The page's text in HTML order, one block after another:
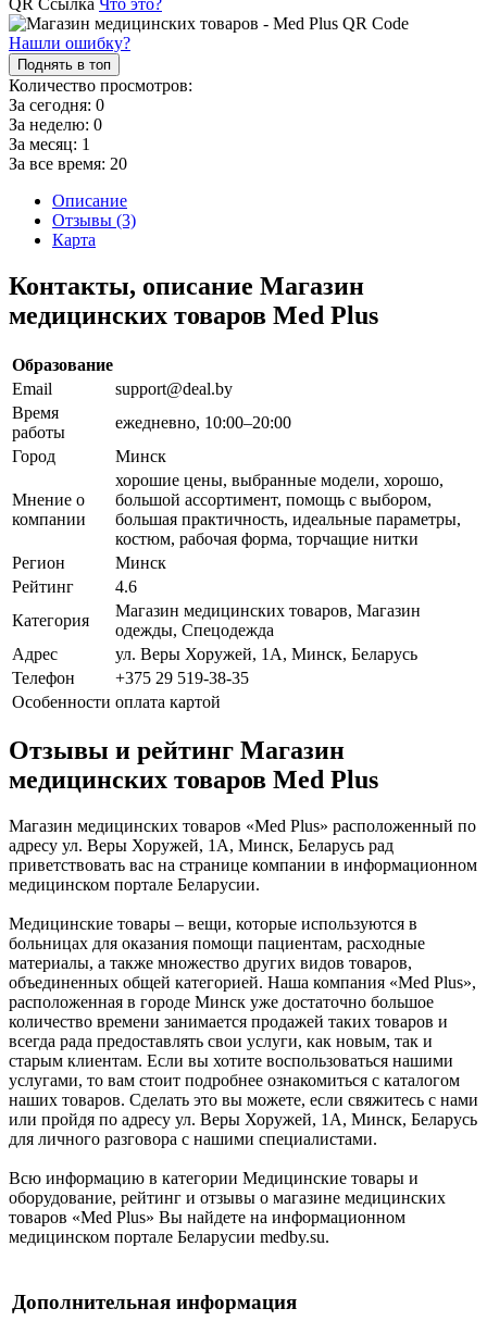
Нашли ошибку?
Поднять в топ
Количество просмотров:
За сегодня: 0
За неделю: 0
За месяц: 1
За все время: 20
Описание
Отзывы (3)
Карта
Контакты, описание Магазин
медицинских товаров Med Plus
Образование
Email
support@deal.by
Время
работы
ежедневно, 10:00–20:00
Город
Минск
Мнение о
компании
хорошие цены, выбранные модели, хорошо,
большой ассортимент, помощь с выбором,
большая практичность, идеальные параметры,
костюм, рабочая форма, торчащие нитки
Регион
Минск
Рейтинг
4.6
Категория
Магазин медицинских товаров, Магазин
одежды, Спецодежда
Адрес
ул. Веры Хоружей, 1А, Минск, Беларусь
Телефон
+375 29 519-38-35
Особенности оплата картой
Отзывы и рейтинг Магазин
медицинских товаров Med Plus
Магазин медицинских товаров «Med Plus» расположенный по
адресу ул. Веры Хоружей, 1А, Минск, Беларусь рад
приветствовать вас на странице компании в информационном
медицинском портале Беларусии.
Медицинские товары – вещи, которые используются в
больницах для оказания помощи пациентам, расходные
материалы, а также множество других видов товаров,
объединенных общей категорией. Наша компания «Med Plus»,
расположенная в городе Минск уже достаточно большое
количество времени занимается продажей таких товаров и
всегда рада предоставлять свои услуги, как новым, так и
старым клиентам. Если вы хотите воспользоваться нашими
услугами, то вам стоит подробнее ознакомиться с каталогом
наших товаров. Сделать это вы можете, если свяжитесь с нами
или пройдя по адресу ул. Веры Хоружей, 1А, Минск, Беларусь
для личного разговора с нашими специалистами.
Всю информацию в категории Медицинские товары и
оборудование, рейтинг и отзывы о магазине медицинских
товаров «Med Plus» Вы найдете на информационном
медицинском портале Беларусии medby.su.
Дополнительная информация